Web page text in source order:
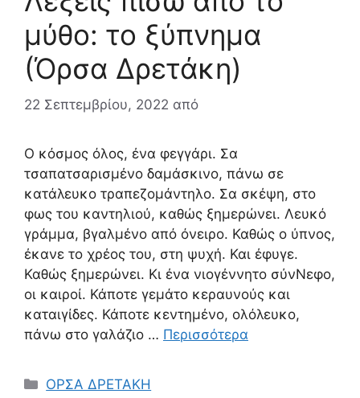
μύθο: το ξύπνημα
(Όρσα Δρετάκη)
22 Σεπτεμβρίου, 2022 από
Ο κόσμος όλος, ένα φεγγάρι. Σα
τσαπατσαρισμένο δαμάσκινο, πάνω σε
κατάλευκο τραπεζομάντηλο. Σα σκέψη, στο
φως του καντηλιού, καθώς ξημερώνει. Λευκό
γράμμα, βγαλμένο από όνειρο. Καθώς ο ύπνος,
έκανε το χρέος του, στη ψυχή. Και έφυγε.
Καθώς ξημερώνει. Κι ένα νιογέννητο σύνΝεφο,
οι καιροί. Κάποτε γεμάτο κεραυνούς και
καταιγίδες. Κάποτε κεντημένο, ολόλευκο,
πάνω στο γαλάζιο … Περισσότερα
Κατηγορίες
ΟΡΣΑ ΔΡΕΤΑΚΗ